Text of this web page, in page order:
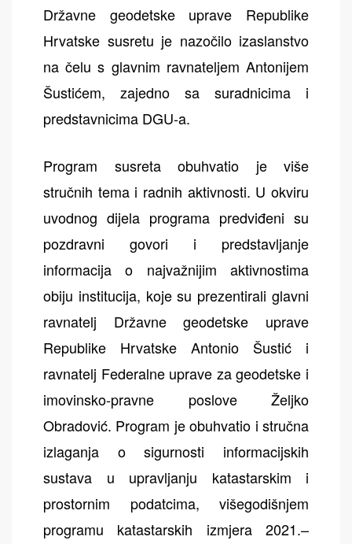
Državne geodetske uprave Republike
Hrvatske susretu je nazočilo izaslanstvo
na čelu s glavnim ravnateljem Antonijem
Šustićem, zajedno sa suradnicima i
predstavnicima DGU-a.
Program susreta obuhvatio je više
stručnih tema i radnih aktivnosti. U okviru
uvodnog dijela programa predviđeni su
pozdravni govori i predstavljanje
informacija o najvažnijim aktivnostima
obiju institucija, koje su prezentirali glavni
ravnatelj Državne geodetske uprave
Republike Hrvatske Antonio Šustić i
ravnatelj Federalne uprave za geodetske i
imovinsko-pravne poslove Željko
Obradović. Program je obuhvatio i stručna
izlaganja o sigurnosti informacijskih
sustava u upravljanju katastarskim i
prostornim podatcima, višegodišnjem
programu katastarskih izmjera 2021.–